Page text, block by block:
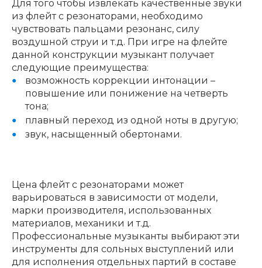
Клавишные Сувениры, подарки
Аренда
Для того чтобы извлекать качественные звуки
из флейт с резонаторами, необходимо
чувствовать пальцами резонанс, силу
воздушной струи и т.д. При игре на флейте
данной конструкции музыкант получает
следующие преимущества:
возможность коррекции интонации –
повышение или понижение на четверть
тона;
плавный переход из одной ноты в другую;
звук, насыщенный обертонами.
Цена флейт с резонаторами может
варьироваться в зависимости от модели,
марки производителя, использованных
материалов, механики и т.д.
Профессиональные музыканты выбирают эти
инструменты для сольных выступлений или
для исполнения отдельных партий в составе